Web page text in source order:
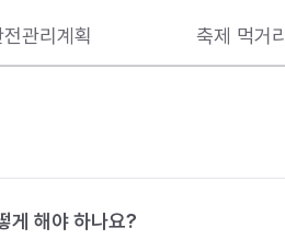
전관리계획 축제 먹거리
게 해야 하나요?